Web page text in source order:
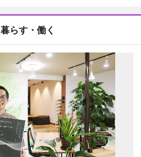
暮らす・働く